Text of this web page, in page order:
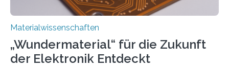
Materialwissenschaften
„Wundermaterial“ für die Zukunft
der Elektronik Entdeckt